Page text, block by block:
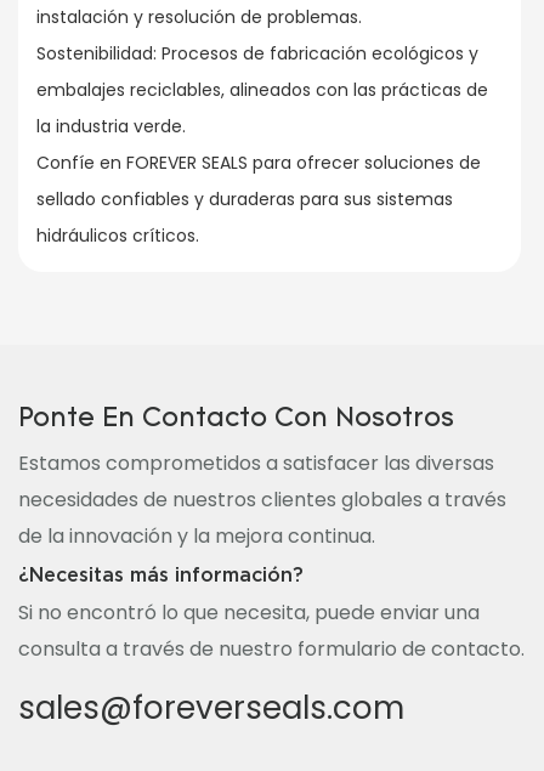
instalación y resolución de problemas.
Sostenibilidad: Procesos de fabricación ecológicos y
embalajes reciclables, alineados con las prácticas de
la industria verde.
Confíe en FOREVER SEALS para ofrecer soluciones de
sellado confiables y duraderas para sus sistemas
hidráulicos críticos.
Ponte En Contacto Con Nosotros
Estamos comprometidos a satisfacer las diversas
necesidades de nuestros clientes globales a través
de la innovación y la mejora continua.
¿Necesitas más información?
Si no encontró lo que necesita, puede enviar una
consulta a través de nuestro formulario de contacto.
sales@foreverseals.com